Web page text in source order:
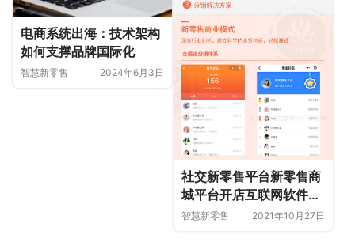
电商系统出海：技术架构
如何支撑品牌国际化
智慧新零售 2024年6月3日
社交新零售平台新零售商
城平台开店互联网软件开
发小程序定制
智慧新零售 2021年10月27日